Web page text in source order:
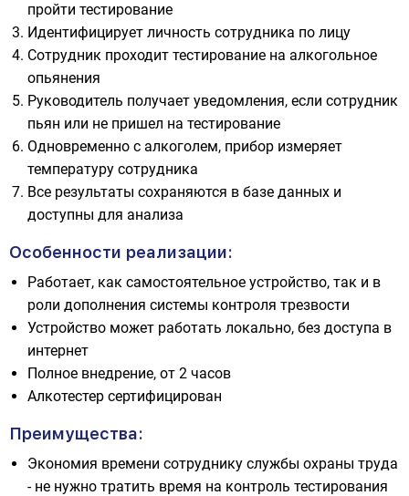
пройти тестирование
Идентифицирует личность сотрудника по лицу
Сотрудник проходит тестирование на алкогольное
опьянения
Руководитель получает уведомления, если сотрудник
пьян или не пришел на тестирование
Одновременно с алкоголем, прибор измеряет
температуру сотрудника
Все результаты сохраняются в базе данных и
доступны для анализа
Особенности реализации:
Работает, как самостоятельное устройство, так и в
роли дополнения системы контроля трезвости
Устройство может работать локально, без доступа в
интернет
Полное внедрение, от 2 часов
Алкотестер сертифицирован
Преимущества:
Экономия времени сотруднику службы охраны труда
- не нужно тратить время на контроль тестирования